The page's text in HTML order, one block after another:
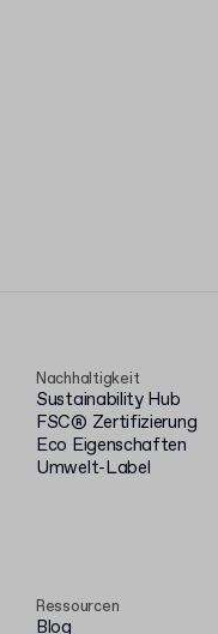
Nachhaltigkeit
Sustainability Hub
FSC® Zertifizierung
Eco Eigenschaften
Umwelt-Label
Ressourcen
Blog